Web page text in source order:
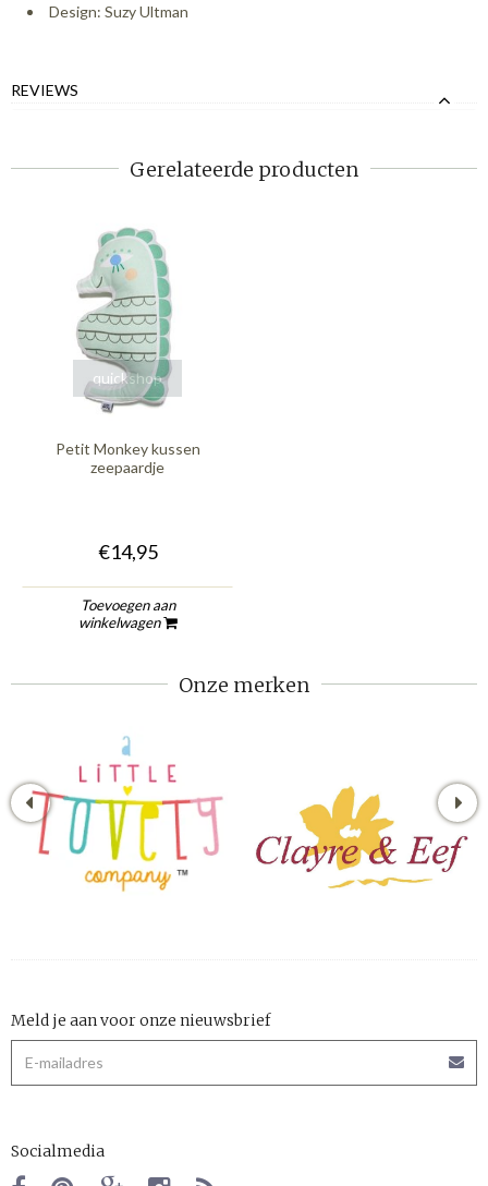
Design: Suzy Ultman
REVIEWS
Gerelateerde producten
quickshop
Petit Monkey kussen
zeepaardje
€14,95
Toevoegen aan
winkelwagen
Onze merken
Meld je aan voor onze nieuwsbrief
Socialmedia